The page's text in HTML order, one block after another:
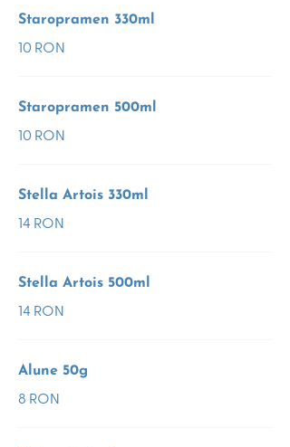
Staropramen 330ml
10 RON
Staropramen 500ml
10 RON
Stella Artois 330ml
14 RON
Stella Artois 500ml
14 RON
Alune 50g
8 RON